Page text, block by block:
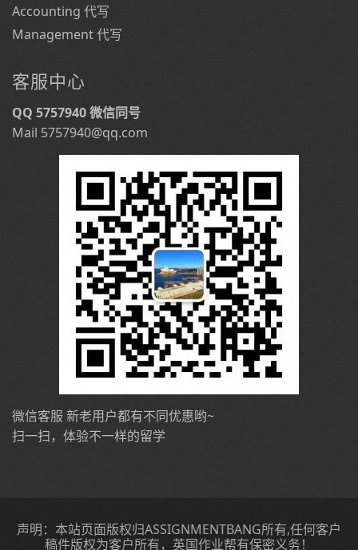
Accounting 代写
Management 代写
客服中心
QQ 5757940 微信同号
Mail 5757940@qq.com
微信客服 新老用户都有不同优惠哟~
扫一扫，体验不一样的留学
声明：本站页面版权归ASSIGNMENTBANG所有,任何客户
稿件版权为客户所有，英国作业帮有保密义务！